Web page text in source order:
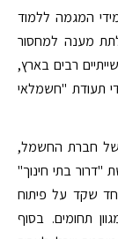
של חברת החשמל יוכלו 20 תלמידי המגמה ללמוד
מענה למחסור
רבים בארץ,
תעודת "חשמלאי
חברת החשמל,
בתי חינוך"
שקד על פיתוח
תחומים. בסוף